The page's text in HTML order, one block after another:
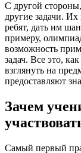
С другой
другие задачи.
ребят, дать им
примеру,
возможность
задач. Все это,
взглянуть на
предоставляют
Зачем
Самый первый